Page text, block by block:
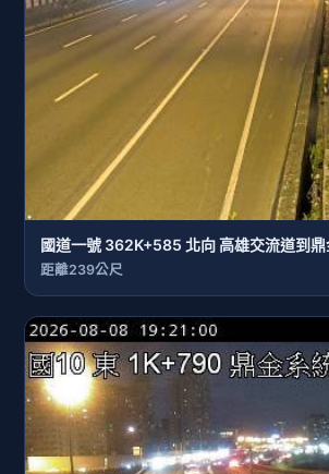
國道一號 362K+585 北向 高雄交流道到
距離239公尺